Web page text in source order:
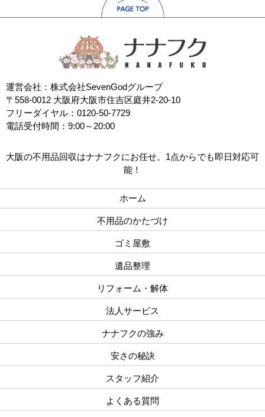
運営会社：株式会社SevenGodグループ
〒558-0012 大阪府大阪市住吉区庭井2-20-10
フリーダイヤル：0120-50-7729
電話受付時間：9:00～20:00
大阪の不用品回収はナナフクにお任せ。1点からでも即日対応可
能！
ホーム
不用品のかたづけ
ゴミ屋敷
遺品整理
リフォーム・解体
法人サービス
ナナフクの強み
安さの秘訣
スタッフ紹介
よくある質問